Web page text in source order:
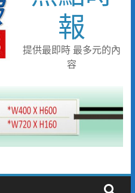
您「2026台東最
節帶爸爸追星去！
陪伴！新光三越高
父親節消費新趨勢
門首選
幕祭三重超狂優惠
報
提供最即時 最多元的內
容